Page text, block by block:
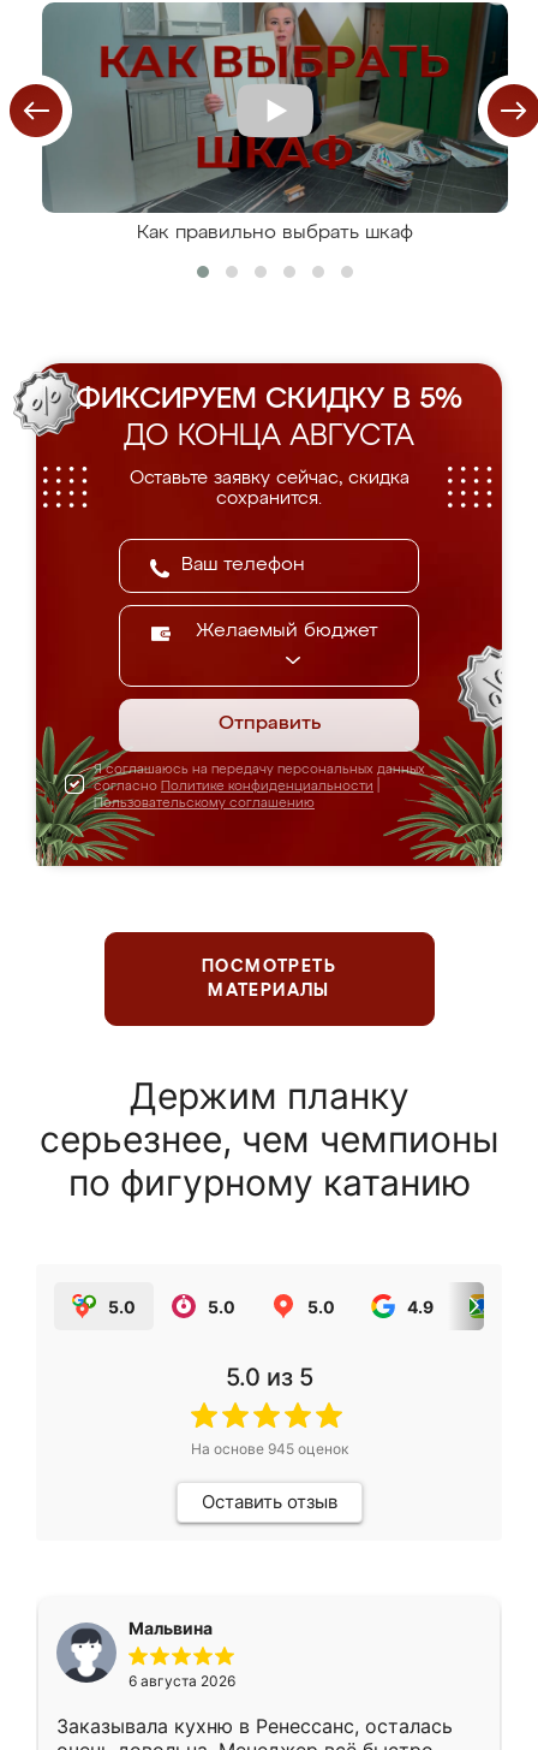
Как правильно выбрать шкаф
ФИКСИРУЕМ СКИДКУ В 5%
ДО КОНЦА АВГУСТА
Оставьте заявку сейчас, скидка
сохранится.
Желаемый бюджет
Отправить
Я соглашаюсь на передачу персональных данных
согласно Политике конфиденциальности
Пользовательскому соглашению
ПОСМОТРЕТЬ
МАТЕРИАЛЫ
Держим планку
серьезнее, чем чемпионы
по фигурному катанию
5.0 5.0 5.0 4.9
5.0 из 5
На основе 945оценок
Оставить отзыв
Мальвина
6 августа 2026
Заказывала кухню в Ренессанс, осталась